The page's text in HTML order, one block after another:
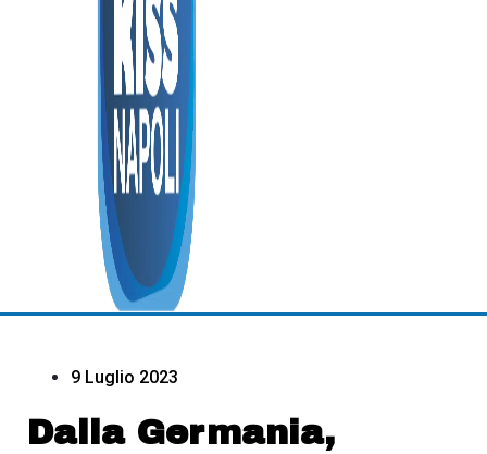
9 Luglio 2023
Dalla Germania,